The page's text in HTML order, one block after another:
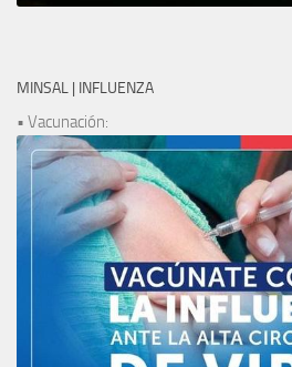
MINSAL | INFLUENZA
• Vacunación: